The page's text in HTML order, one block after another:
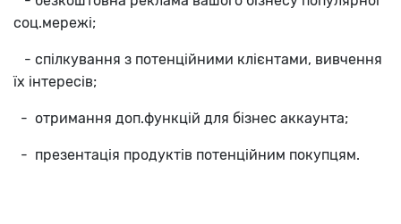
соц.мережі;
- спілкування з потенційними клієнтами, вивчення
їх інтересів;
- отримання доп.функцій для бізнес аккаунта;
- презентація продуктів потенційним покупцям.